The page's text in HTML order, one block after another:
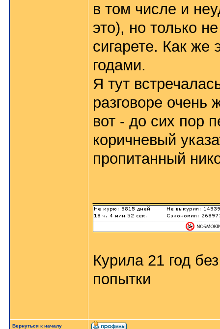
в том числе и
это), но только
сигарете. Как же
годами.
Я тут
разговоре очень
вот - до сих пор
коричневый
пропитанный
Курила 21 год
попытки
Вернуться к началу